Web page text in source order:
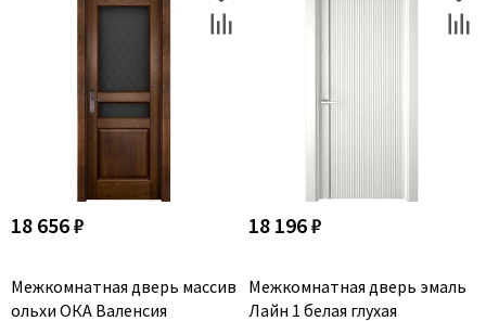
18 656 ₽
Межкомнатная дверь массив
ольхи ОКА Валенсия
18 196 ₽
Межкомнатная дверь эмаль
Лайн 1 белая глухая